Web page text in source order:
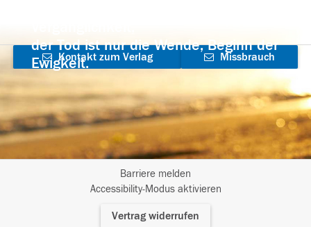
der Tod ist nur die Wende, Beginn der
Ewigkeit.
Kontakt zum Verlag
aufnehmen
Missbrauch
Barriere melden
Accessibility-Modus aktivieren
Vertrag widerrufen